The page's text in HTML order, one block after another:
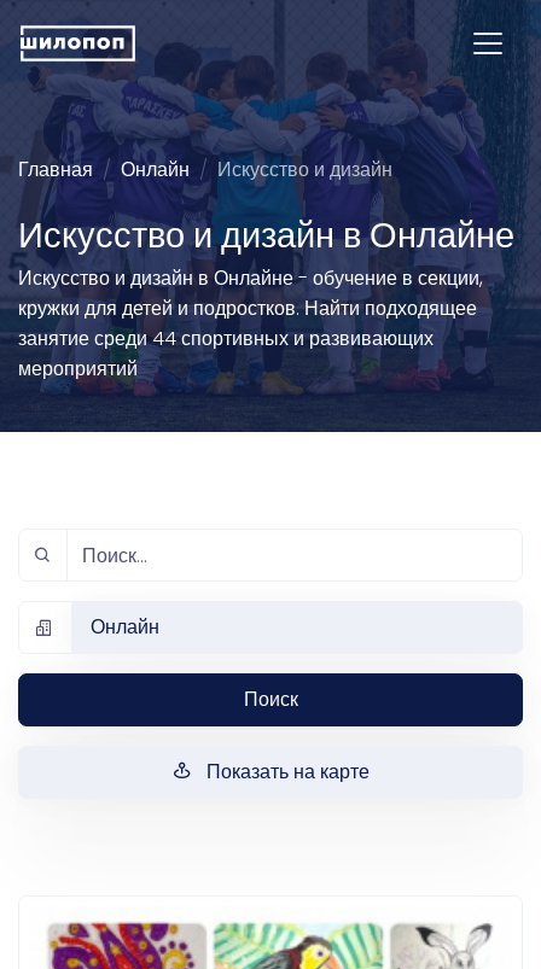
Главная Онлайн Искусство и дизайн
Искусство и дизайн в Онлайне
Искусство и дизайн в Онлайне - обучение в секции,
кружки для детей и подростков. Найти подходящее
занятие среди 44 спортивных и развивающих
мероприятий
Онлайн
Поиск
Показать на карте